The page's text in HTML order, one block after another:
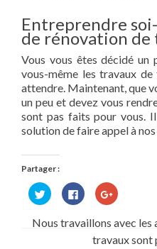
Entreprendre
de rénovation
Vous vous êtes décidé un
vous-même les travaux
attendre. Maintenant, que
un peu et devez vous
sont pas faits pour vous.
solution de faire appel à
Partager :
Cliquez
pour
partager
Twitter(ouvre
Cliquez
pour
partager
sur
Facebook(ouvre
dans
une
Cliquez
pour
Google+
dans
Nous travaillons avec les
travaux sont